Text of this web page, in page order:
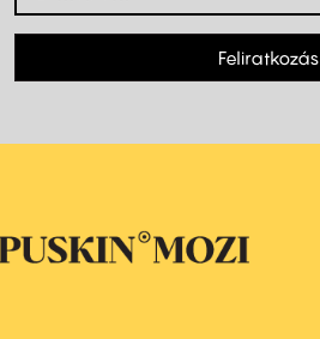
Feliratkozás